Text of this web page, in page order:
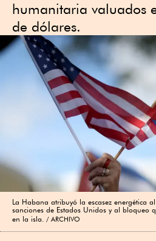
humanitaria valuados
de dólares.
La Habana atribuyó la escasez energética
sanciones de Estados Unidos y al bloqueo
en la isla.
ARCHIVO